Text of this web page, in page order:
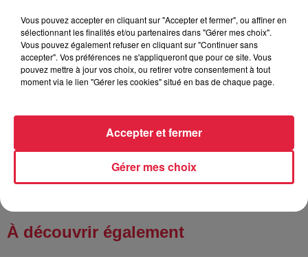
Tags antisémites à Strasbourg :
Catherine Trautmann réagit
Au zoo de Mulhouse : rencontre
avec les flamants rouges
À découvrir également
Vous pouvez accepter en cliquant sur "Accepter et fermer", ou affiner en
sélectionnant les finalités et/ou partenaires dans "Gérer mes choix".
Vous pouvez également refuser en cliquant sur "Continuer sans
accepter". Vos préférences ne s'appliqueront que pour ce site. Vous
pouvez mettre à jour vos choix, ou retirer votre consentement à tout
moment via le lien "Gérer les cookies" situé en bas de chaque page.
Gérer mes choix
Accepter et fermer